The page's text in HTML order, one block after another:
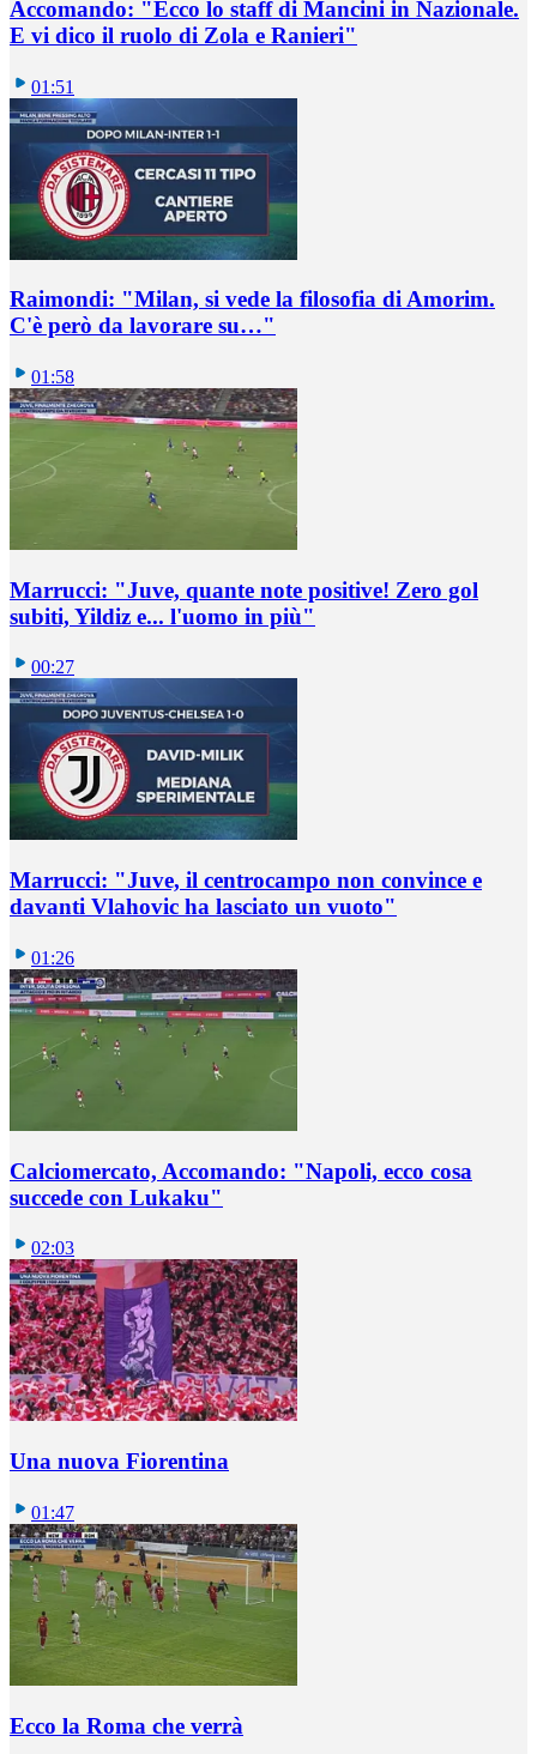
Accomando: "Ecco lo staff di Mancini in Nazionale.
E vi dico il ruolo di Zola e Ranieri"
01:51
Raimondi: "Milan, si vede la filosofia di Amorim.
C'è però da lavorare su…"
01:58
Marrucci: "Juve, quante note positive! Zero gol
subiti, Yildiz e... l'uomo in più"
00:27
Marrucci: "Juve, il centrocampo non convince e
davanti Vlahovic ha lasciato un vuoto"
01:26
Calciomercato, Accomando: "Napoli, ecco cosa
succede con Lukaku"
02:03
Una nuova Fiorentina
01:47
Ecco la Roma che verrà